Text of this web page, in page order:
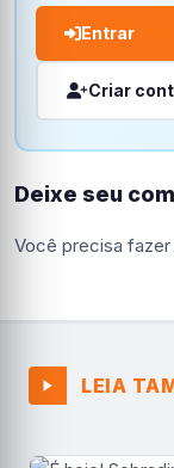
Entrar
Criar
Deixe seu
Você precisa fazer
LEIA